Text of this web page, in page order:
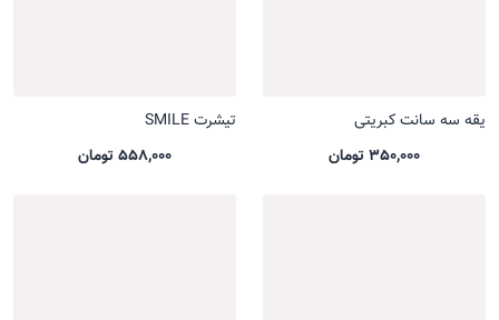
یقه سه سانت کبریتی
350,000 تومان
تیشرت SMILE
558,000 تومان